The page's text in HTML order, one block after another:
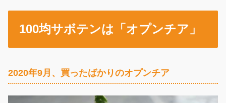
100均サボテンは「オプンチア」
2020年9月、買ったばかりのオプンチア